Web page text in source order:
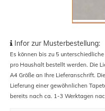
Infor zur Musterbestellung:
Es können bis zu 5
pro Haushalt bestellt werden. Die
A4 Größe an Ihre Lieferanschrift.
Lieferung einer gewöhnlichen
bereits nach ca. 1-3 Werktagen